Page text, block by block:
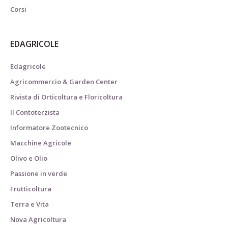
Corsi
EDAGRICOLE
Edagricole
Agricommercio & Garden Center
Rivista di Orticoltura e Floricoltura
Il Contoterzista
Informatore Zootecnico
Macchine Agricole
Olivo e Olio
Passione in verde
Frutticoltura
Terra e Vita
Nova Agricoltura